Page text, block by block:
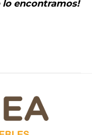
lo encontramos!